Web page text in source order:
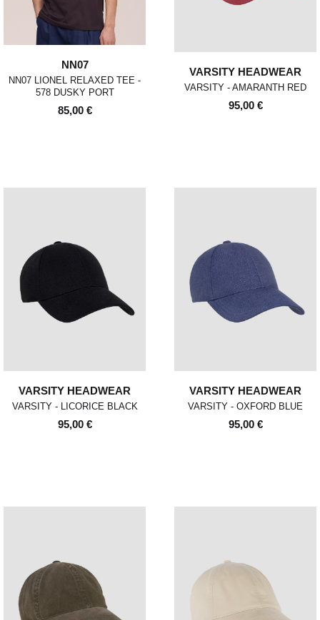
NN07
NN07 LIONEL RELAXED TEE -
578 DUSKY PORT
85,00 €
VARSITY HEADWEAR
VARSITY - AMARANTH RED
95,00 €
VARSITY HEADWEAR
VARSITY - LICORICE BLACK
95,00 €
VARSITY HEADWEAR
VARSITY - OXFORD BLUE
95,00 €